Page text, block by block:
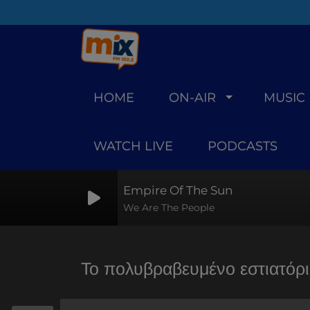
HOME ON-AIR MUSIC
WATCH LIVE PODCASTS
Empire Of The Sun
We Are The People
Το πολυβραβευμένο